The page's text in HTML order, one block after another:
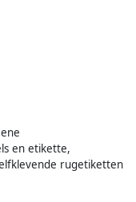
en etikette,
rugetiketten